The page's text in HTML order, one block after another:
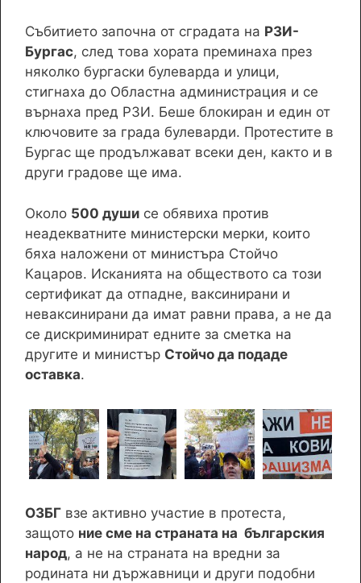
Събитието започна от сградата на РЗИ-
Бургас, след това хората преминаха през
няколко бургаски булеварда и улици,
стигнаха до Областна администрация и се
върнаха пред РЗИ. Беше блокиран и един от
ключовите за града булеварди. Протестите в
Бургас ще продължават всеки ден, както и в
други градове ще има.
Около 500 души се обявиха против
неадекватните министерски мерки, които
бяха наложени от министъра Стойчо
Кацаров. Исканията на обществото са този
сертификат да отпадне, ваксинирани и
неваксинирани да имат равни права, а не да
се дискриминират едните за сметка на
другите и министър Стойчо да подаде
оставка.
ОЗБГ взе активно участие в протеста,
защото ние сме на страната на българския
народ, а не на страната на вредни за
родината ни държавници и други подобни